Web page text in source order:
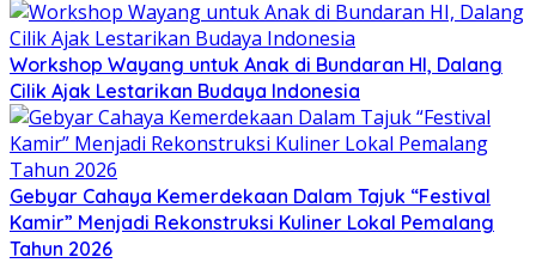
Workshop Wayang untuk Anak di Bundaran HI, Dalang
Cilik Ajak Lestarikan Budaya Indonesia
Gebyar Cahaya Kemerdekaan Dalam Tajuk “Festival
Kamir” Menjadi Rekonstruksi Kuliner Lokal Pemalang
Tahun 2026